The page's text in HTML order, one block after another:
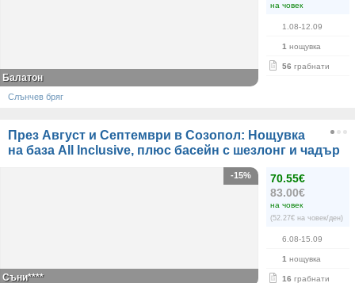
на човек
1.08-12.09
1 нощувка
56 грабнати
Балатон
Слънчев бряг
През Август и Септември в Созопол: Нощувка
на база All Inclusive, плюс басейн с шезлонг и чадър
70.55€
83.00€
на човек
(52.27€ на човек/ден)
6.08-15.09
1 нощувка
16 грабнати
-15%
Съни****